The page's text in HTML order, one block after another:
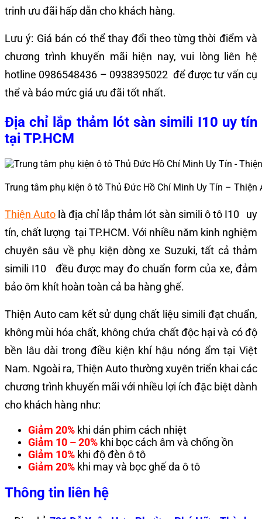
trinh ưu đãi hấp dẫn cho khách hàng.
Lưu ý: Giá bán có thể thay đổi theo từng thời điểm và
chương trình khuyến mãi hiện nay, vui lòng liên hệ
hotline 0986548436 – 0938395022 để được tư vấn cụ
thể và báo mức giá ưu đãi tốt nhất.
Địa chỉ lắp thảm lót sàn simili I10 uy tín
tại TP.HCM
Trung tâm phụ kiện ô tô Thủ Đức Hồ Chí Minh Uy Tín – Thiện
Thiện Auto là địa chỉ lắp thảm lót sàn simili ô tô I10 uy
tín, chất lượng tại TP.HCM. Với nhiều năm kinh nghiệm
chuyên sâu về phụ kiện dòng xe Suzuki, tất cả thảm
simili I10 đều được may đo chuẩn form của xe, đảm
bảo ôm khít hoàn toàn cả ba hàng ghế.
Thiện Auto cam kết sử dụng chất liệu simili đạt chuẩn,
không mùi hóa chất, không chứa chất độc hại và có độ
bền lâu dài trong điều kiện khí hậu nóng ẩm tại Việt
Nam. Ngoài ra, Thiện Auto thường xuyên triển khai các
chương trình khuyến mãi với nhiều lợi ích đặc biệt dành
cho khách hàng như:
Giảm 20% khi dán phim cách nhiệt
Giảm 10 – 20% khi bọc cách âm và chống ồn
Giảm 10% khi độ đèn ô tô
Giảm 20% khi may và bọc ghế da ô tô
Thông tin liên hệ